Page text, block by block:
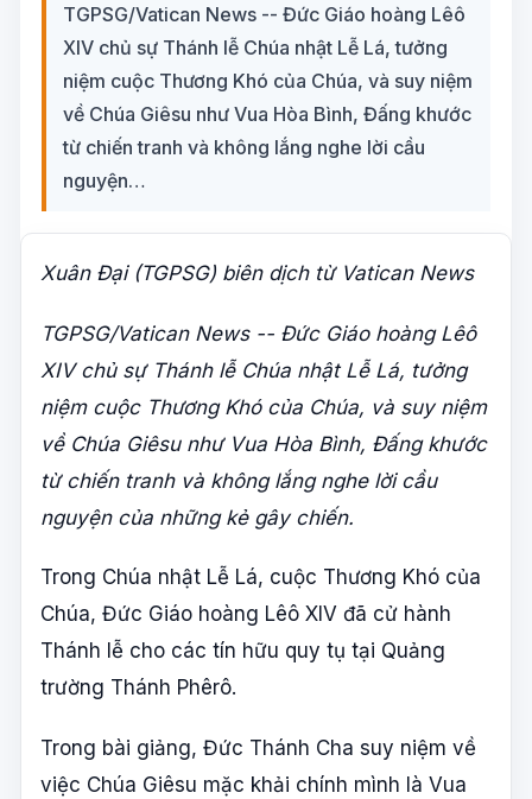
TGPSG/Vatican News -- Đức Giáo hoàng Lêô
XIV chủ sự Thánh lễ Chúa nhật Lễ Lá, tưởng
niệm cuộc Thương Khó của Chúa, và suy niệm
về Chúa Giêsu như Vua Hòa Bình, Đấng khước
từ chiến tranh và không lắng nghe lời cầu
nguyện…
Xuân Đại (TGPSG) biên dịch từ Vatican News
TGPSG/Vatican News-- Đức Giáo hoàng Lêô
XIV chủ sự Thánh lễ Chúa nhật Lễ Lá, tưởng
niệm cuộc Thương Khó của Chúa, và suy niệm
về Chúa Giêsu như Vua Hòa Bình, Đấng khước
từ chiến tranh và không lắng nghe lời cầu
nguyện của những kẻ gây chiến.
Trong Chúa nhật Lễ Lá, cuộc Thương Khó của
Chúa, Đức Giáo hoàng Lêô XIV đã cử hành
Thánh lễ cho các tín hữu quy tụ tại Quảng
trường Thánh Phêrô.
Trong bài giảng, Đức Thánh Cha suy niệm về
việc Chúa Giêsu mặc khải chính mình là Vua